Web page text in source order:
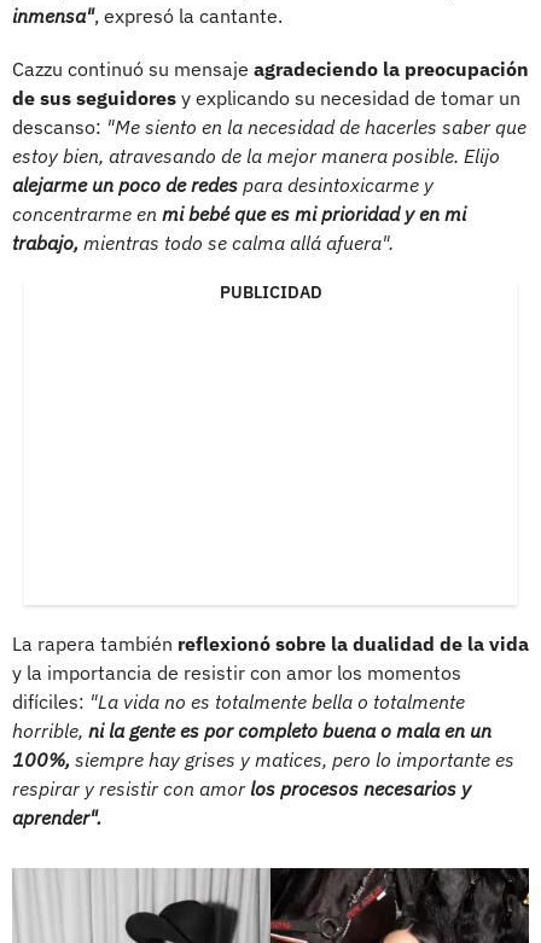
inmensa", expresó la cantante.
Cazzu continuó su mensaje agradeciendo la preocupación
de sus seguidores y explicando su necesidad de tomar un
descanso: "Me siento en la necesidad de hacerles saber que
estoy bien, atravesando de la mejor manera posible. Elijo
alejarme un poco de redes para desintoxicarme y
concentrarme en mi bebé que es mi prioridad y en mi
trabajo, mientras todo se calma allá afuera".
PUBLICIDAD
La rapera también reflexionó sobre la dualidad de la vida
y la importancia de resistir con amor los momentos
difíciles: "La vida no es totalmente bella o totalmente
horrible, ni la gente es por completo buena o mala en un
100%, siempre hay grises y matices, pero lo importante es
respirar y resistir con amor los procesos necesarios y
aprender".